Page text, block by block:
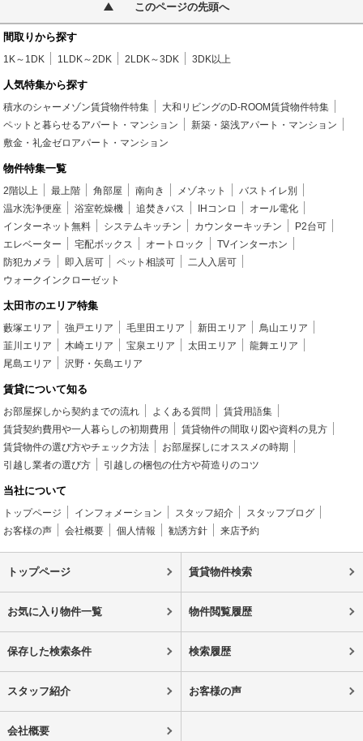
このページの先頭へ
間取りから探す
1K～1DK 1LDK～2DK 2LDK～3DK 3DK以上
人気特集から探す
積水のシャーメゾン賃貸物件特集
大和リビングのD-ROOM賃貸物件特集
ペットと暮らせるアパート・マンション
新築・築浅アパート・マンション
敷金・礼金ゼロアパート・マンション
物件特集一覧
2階以上 最上階 角部屋 南向き メゾネット
バストイレ別
温水洗浄便座
浴室乾燥機 追焚きバス IHコンロ
オール電化
インターネット無料
システムキッチン カウンターキッチン
P2台可
エレベーター
宅配ボックス オートロック
TVインターホン
防犯カメラ
即入居可 ペット相談可
二人入居可
ウォークインクローゼット
太田市のエリア特集
藪塚エリア 強戸エリア 毛里田エリア 新田エリア
鳥山エリア
韮川エリア
木崎エリア 宝泉エリア 太田エリア
龍舞エリア
尾島エリア
沢野・矢島エリア
賃貸について知る
お部屋探しから契約までの流れ よくある質問
賃貸用語集
賃貸契約費用や一人暮らしの初期費用
賃貸物件の間取り図や資料の見方
賃貸物件の選び方やチェック方法
お部屋探しにオススメの時期
引越し業者の選び方
引越しの梱包の仕方や荷造りのコツ
当社について
トップページ インフォメーション スタッフ紹介
スタッフブログ
お客様の声
会社概要 個人情報 勧誘方針 来店予約
トップページ 賃貸物件検索
お気に入り物件一覧 物件閲覧履歴
保存した検索条件 検索履歴
スタッフ紹介 お客様の声
会社概要